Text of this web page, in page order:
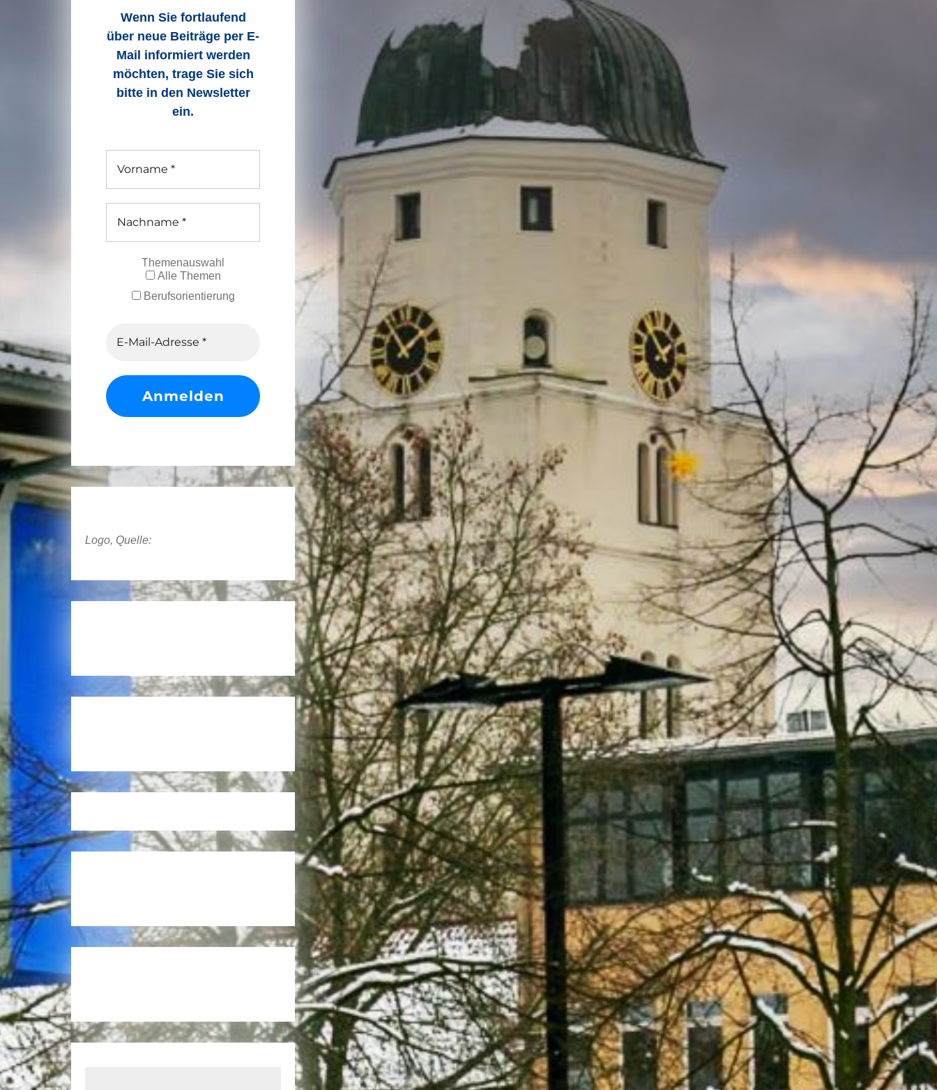
Wenn Sie fortlaufend
über neue Beiträge per E-
Mail informiert werden
möchten, trage Sie sich
bitte in den Newsletter
ein.
Themenauswahl
Alle Themen
Berufsorientierung
Logo, Quelle: